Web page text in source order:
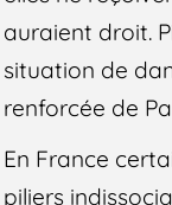
auraient droit.
situation de
renforcée de
En France
piliers